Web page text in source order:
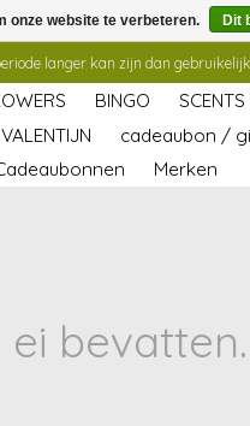
langer kan zijn dan gebruikelijk.
BINGO SCENTS
VALENTIJN cadeaubon /
Merken
onze website te verbeteren. Dit